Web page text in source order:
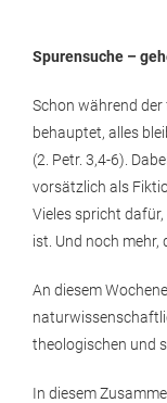
Spurensuche –
Schon während
behauptet, alles
(2. Petr. 3,4-6).
vorsätzlich als
Vieles spricht
ist. Und noch mehr,
An diesem
theologischen und
In diesem